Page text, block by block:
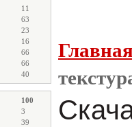
11
63
23
16
66
66
40
100
3
39